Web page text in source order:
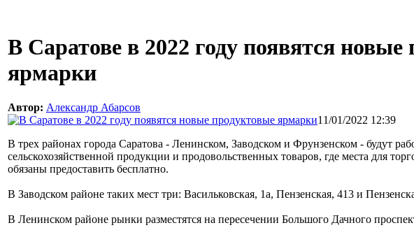
В Саратове в 2022 году появятся новые
ярмарки
Автор: Александр Абарсов
11/01/2022 12:39
В трех районах города Саратова - Ленинском, Заводском и Фрунзенском - будут
сельскохозяйственной продукции и продовольственных товаров, где места для
обязаны предоставить бесплатно.
В Заводском районе таких мест три: Васильковская, 1а, Пензенская, 413 и
В Ленинском районе рынки разместятся на пересечении Большого Дачного